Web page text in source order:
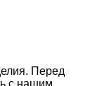
Перед
с нашим